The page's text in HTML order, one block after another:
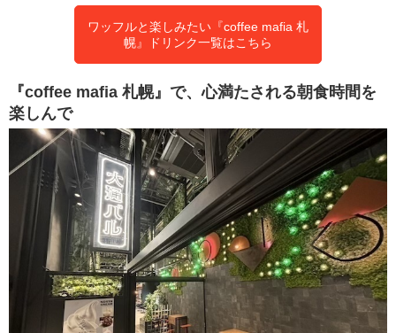
ワッフルと楽しみたい『coffee mafia 札
幌』ドリンク一覧はこちら
『coffee mafia 札幌』で、心満たされる朝食時間を
楽しんで